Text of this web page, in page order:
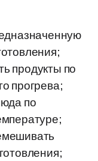
продукты по
прогрева;
по